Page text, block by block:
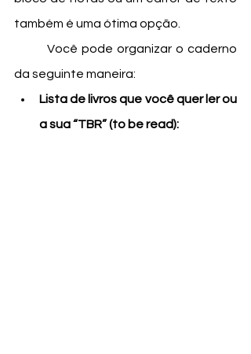
também é uma ótima opção.
da seguinte maneira:
Lista de livros que você quer ler ou
a sua “TBR” (to be read):